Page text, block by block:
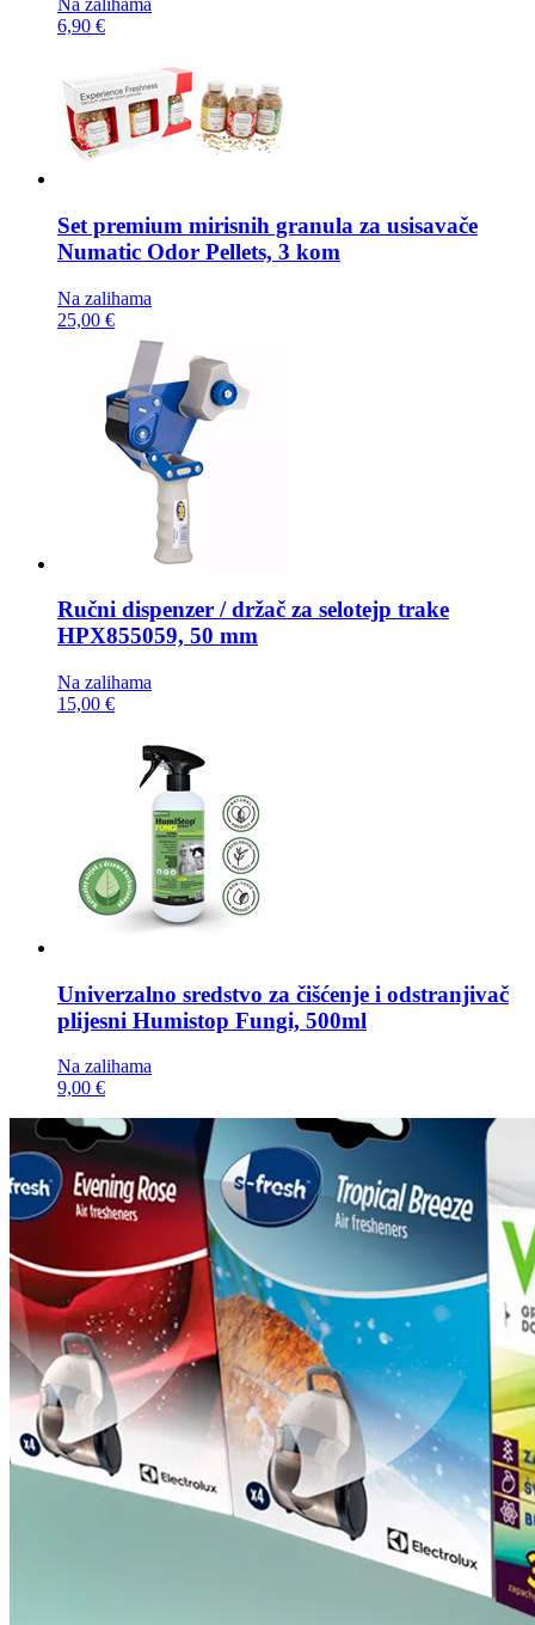
Na zalihama
6,90 €
Set premium mirisnih granula za usisavače
Numatic Odor Pellets, 3 kom
Na zalihama
25,00 €
Ručni dispenzer / držač za selotejp trake
HPX855059, 50 mm
Na zalihama
15,00 €
Univerzalno sredstvo za čišćenje i odstranjivač
plijesni Humistop Fungi, 500ml
Na zalihama
9,00 €